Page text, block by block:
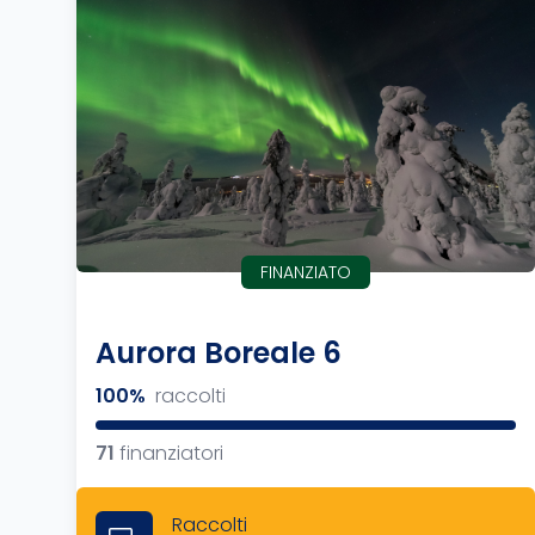
FINANZIATO
Aurora Boreale 6
100% raccolti
71 finanziatori
Raccolti